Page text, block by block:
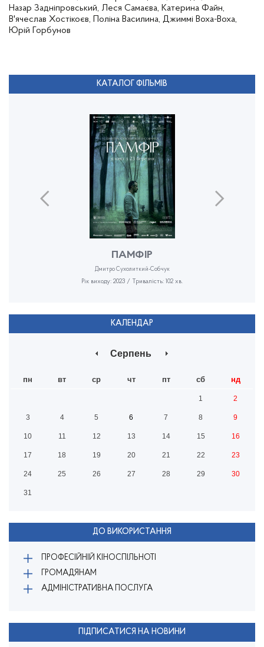
Назар Задніпровський, Леся Самаєва, Катерина Файн,
В'ячеслав Хостікоєв,
Поліна Василина, Джиммі Воха-Воха,
Юрій Горбунов
КАТАЛОГ ФІЛЬМІВ
ПАМФІР
Дмитро Сухолиткий-Собчук
Рік виходу: 2023 / Тривалість: 102 хв.
КАЛЕНДАР
Серпень
пн вт ср чт пт сб нд
1 2
3 4 5 6 7 8 9
10 11 12 13 14 15 16
17 18 19 20 21 22 23
24 25 26 27 28 29 30
31
ДО ВИКОРИСТАННЯ
ПРОФЕСІЙНІЙ КІНОСПІЛЬНОТІ
ГРОМАДЯНАМ
АДМІНІСТРАТИВНА ПОСЛУГА
ПІДПИСАТИСЯ НА НОВИНИ